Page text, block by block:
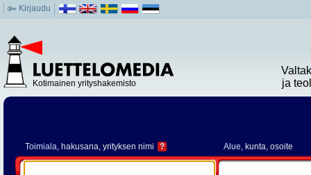
Kirjaudu
Kotimainen yrityshakemisto
ja
Toimiala, hakusana, yrityksen nimi ? Alue, kunta, osoite